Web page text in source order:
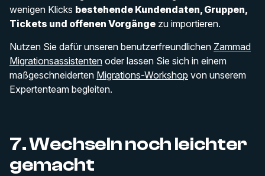
wenigen Klicks bestehende Kundendaten, Gruppen,
Tickets und offenen Vorgänge zu importieren.
Nutzen Sie dafür unseren benutzerfreundlichen Zammad
Migrationsassistenten oder lassen Sie sich in einem
maßgeschneiderten Migrations-Workshop von unserem
Expertenteam begleiten.
7. Wechseln noch leichter
gemacht